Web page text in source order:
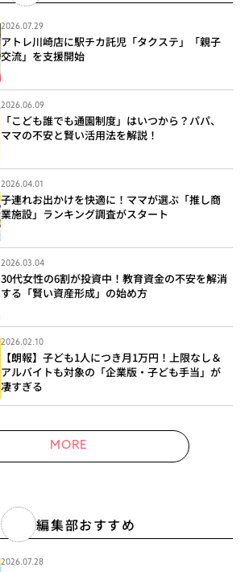
2026.07.29
アトレ川崎店に駅チカ託児「タクステ」「親子
交流」を支援開始
2026.06.09
「こども誰でも通園制度」はいつから？パパ、
ママの不安と賢い活用法を解説！
2026.04.01
子連れお出かけを快適に！ママが選ぶ「推し商
業施設」ランキング調査がスタート
2026.03.04
30代女性の6割が投資中！教育資金の不安を解消
する「賢い資産形成」の始め方
2026.02.10
【朗報】子ども1人につき月1万円！上限なし＆
アルバイトも対象の「企業版・子ども手当」が
凄すぎる
MORE
編集部おすすめ
2026.07.28